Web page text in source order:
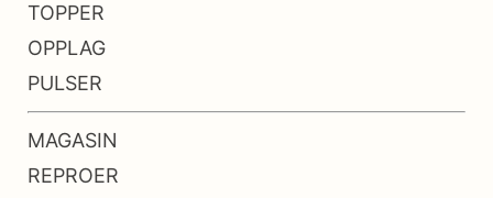
TOPPER
OPPLAG
PULSER
MAGASIN
REPROER